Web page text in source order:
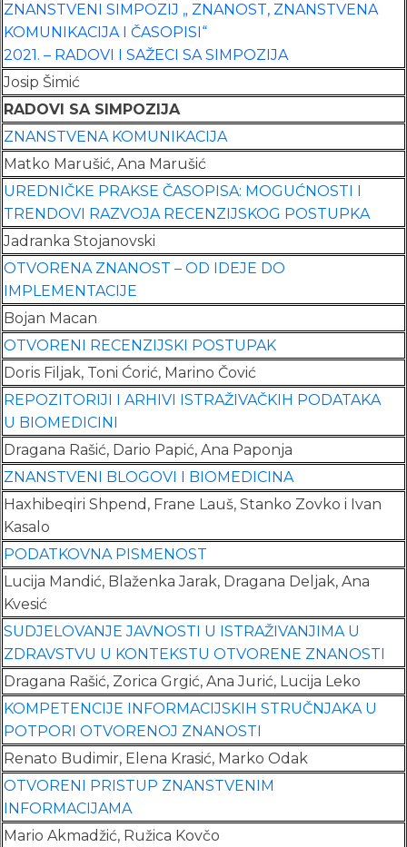
ZNANSTVENI SIMPOZIJ „ ZNANOST, ZNANSTVENA
KOMUNIKACIJA I ČASOPISI“
2021. – RADOVI I SAŽECI SA SIMPOZIJA
Josip Šimić
RADOVI SA SIMPOZIJA
ZNANSTVENA KOMUNIKACIJA
Matko Marušić, Ana Marušić
UREDNIČKE PRAKSE ČASOPISA: MOGUĆNOSTI I
TRENDOVI RAZVOJA RECENZIJSKOG POSTUPKA
Jadranka Stojanovski
OTVORENA ZNANOST – OD IDEJE DO
IMPLEMENTACIJE
Bojan Macan
OTVORENI RECENZIJSKI POSTUPAK
Doris Filjak, Toni Ćorić, Marino Čović
REPOZITORIJI I ARHIVI ISTRAŽIVAČKIH PODATAKA
U BIOMEDICINI
Dragana Rašić, Dario Papić, Ana Paponja
ZNANSTVENI BLOGOVI I BIOMEDICINA
Haxhibeqiri Shpend, Frane Lauš, Stanko Zovko i Ivan
Kasalo
PODATKOVNA PISMENOST
Lucija Mandić, Blaženka Jarak, Dragana Deljak, Ana
Kvesić
SUDJELOVANJE JAVNOSTI U ISTRAŽIVANJIMA U
ZDRAVSTVU U KONTEKSTU OTVORENE ZNANOSTI
Dragana Rašić, Zorica Grgić, Ana Jurić, Lucija Leko
KOMPETENCIJE INFORMACIJSKIH STRUČNJAKA U
POTPORI OTVORENOJ ZNANOSTI
Renato Budimir, Elena Krasić, Marko Odak
OTVORENI PRISTUP ZNANSTVENIM
INFORMACIJAMA
Mario Akmadžić, Ružica Kovčo